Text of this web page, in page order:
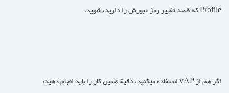
Profile که قصد تغییر رمز عبورش را دارید، شوید.
اگر هم از vAP استفاده میکنید، دقیقا همین کار را باید انجام دهید: